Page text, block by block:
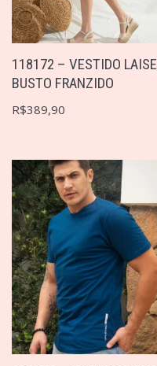
118172 – VESTIDO LAISE
BUSTO FRANZIDO
R$389,90